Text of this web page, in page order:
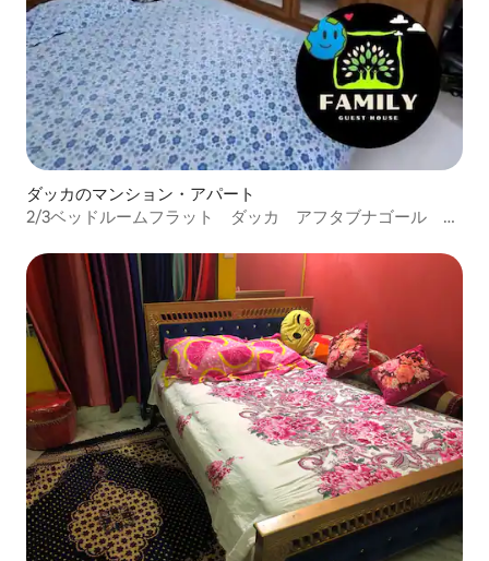
ダッカのマンション・アパート
2/3ベッドルームフラット ダッカ アフタブナゴール エ